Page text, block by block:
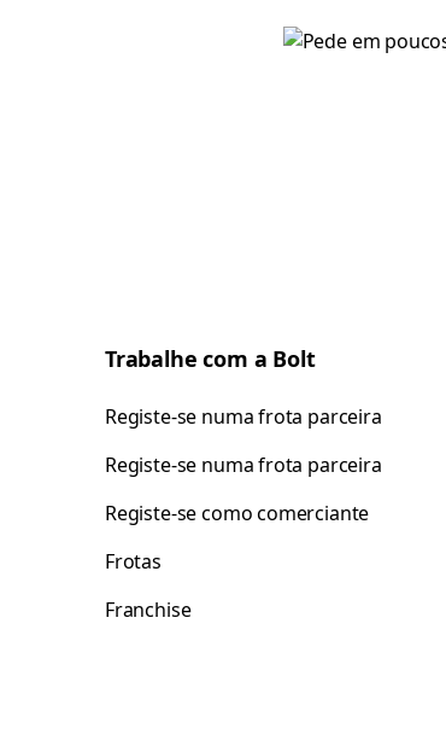
Trabalhe com a Bolt
Registe-se numa frota parceira
Registe-se numa frota parceira
Registe-se como comerciante
Frotas
Franchise